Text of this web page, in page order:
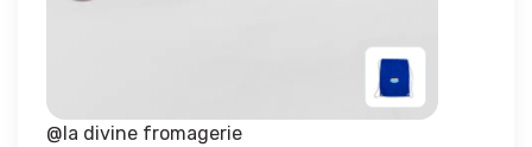
@la divine fromagerie